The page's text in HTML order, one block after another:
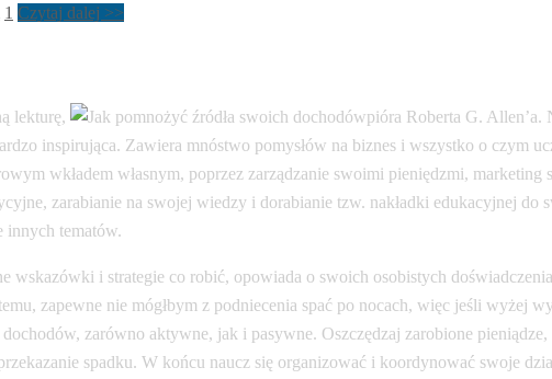
1 Czytaj dalej >>
lekturę,
pióra Roberta G.
inspirująca. Zawiera mnóstwo pomysłów na biznes i wszystko o czym
wkładem własnym, poprzez zarządzanie swoimi pieniędzmi,
zarabianie na swojej wiedzy i dorabianie tzw. nakładki edukacyjnej
innych tematów.
wskazówki i strategie co robić, opowiada o swoich osobistych
zapewne nie mógłbym z podniecenia spać po nocach, więc jeśli wyżej
zarówno aktywne, jak i pasywne. Oszczędzaj zarobione
spadku. W końcu naucz się organizować i koordynować swoje